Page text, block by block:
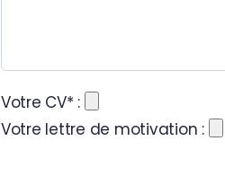
Votre CV* :
Votre lettre de motivation :